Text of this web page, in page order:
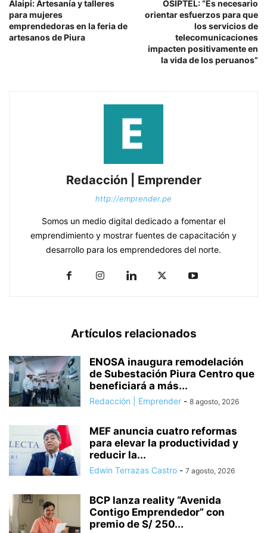
Alaipi: Artesanía y talleres
para mujeres
emprendedoras en la feria de
artesanos de Piura
OSIPTEL: “Es necesario
orientar esfuerzos para que
los servicios de
telecomunicaciones
impacten positivamente en
la vida de los peruanos”
Redacción | Emprender
http://emprender.pe
Somos un medio digital dedicado a fomentar el
emprendimiento y mostrar fuentes de capacitación y
desarrollo para los emprendedores del norte.
Artículos relacionados
ENOSA inaugura remodelación
de Subestación Piura Centro que
beneficiará a más...
Redacción | Emprender - 8 agosto, 2026
MEF anuncia cuatro reformas
para elevar la productividad y
reducir la...
Edwin Terrazas Castro - 7 agosto, 2026
BCP lanza reality “Avenida
Contigo Emprendedor” con
premio de S/ 250...